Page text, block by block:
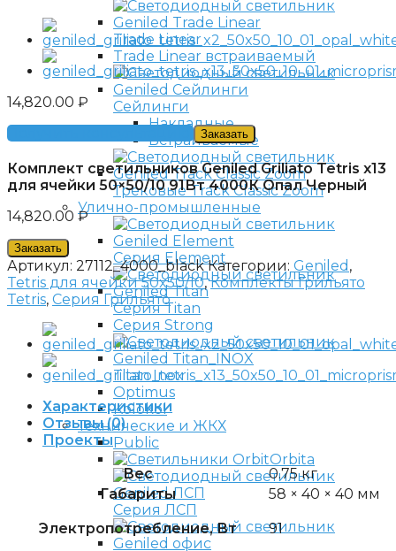
Trade Linear
Trade Linear встраиваемый
Сейлинги
Накладные
Встраиваемые
Трековые Track Classic Zoom
Улично-промышленные
Серия Element
Серия Titan
Серия Strong
Titan Inox
Optimus
Kolokol
Технические и ЖКХ
Public
Orbita
Серия ЛСП
14,820.00 ₽
Получить консультацию
Заказать
Комплект светильников Geniled Griliato Tetris x13
для ячейки 50×50/10 91Вт 4000К Опал Черный
14,820.00 ₽
Заказать
Артикул: 27112_4000_black Категории: Geniled ,
Tetris для ячейки 50x50/10,Комплекты Грильято
Tetris, Серия Грильято
Характеристики
Отзывы (0)
Проекты
Вес
0.75 кг
Габариты
58 × 40 × 40 мм
Электропотребление, Вт 91